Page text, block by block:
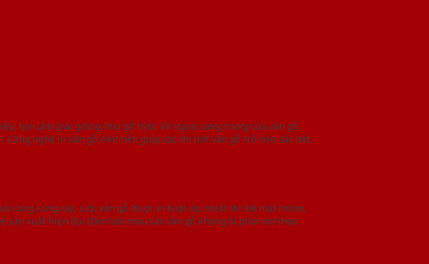
tạo cảm giác giống như gỗ thật. Vẻ ngoài sang trọng của vân gỗ
Công nghệ in vân gỗ tiên tiến giúp các chi tiết vân gỗ trở nên sắc nét,
cùng cứng cáp. Lớp vân gỗ được in hoặc ép nhiệt lên bề mặt nhôm,
xuất hiện đại đảm bảo màu sắc vân gỗ không bị phai mờ theo